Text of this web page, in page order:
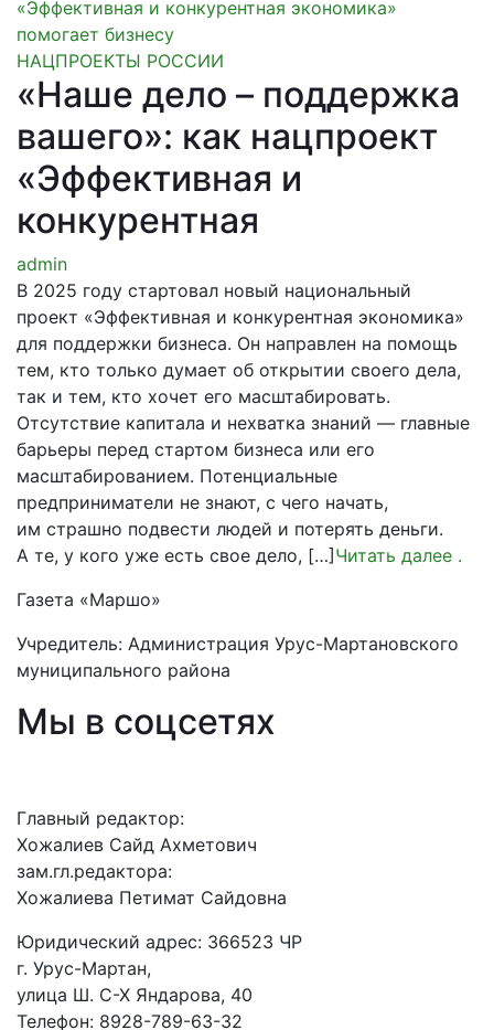
НАЦПРОЕКТЫ РОССИИ
«Наше дело – поддержка
вашего»: как нацпроект
«Эффективная и
конкурентная
admin
В 2025 году стартовал новый национальный
проект «Эффективная и конкурентная экономика»
для поддержки бизнеса. Он направлен на помощь
тем, кто только думает об открытии своего дела,
так и тем, кто хочет его масштабировать.
Отсутствие капитала и нехватка знаний — главные
барьеры перед стартом бизнеса или его
масштабированием. Потенциальные
предприниматели не знают, с чего начать,
им страшно подвести людей и потерять деньги.
А те, у кого уже есть свое дело, […] Читать далее .
Газета «Маршо»
Учредитель: Администрация Урус-Мартановского
муниципального района
Мы в соцсетях
Главный редактор:
Хожалиев Сайд Ахметович
зам.гл.редактора:
Хожалиева Петимат Сайдовна
Юридический адрес: 366523 ЧР
г. Урус-Мартан,
улица Ш. С-Х Яндарова, 40
Телефон: 8928-789-63-32